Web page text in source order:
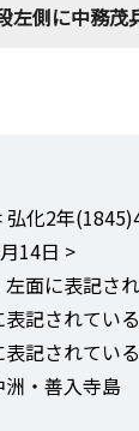
左側に中務茂
弘化2年
14日 >
面に表記さ
記されてい
記されてい
・善入寺島